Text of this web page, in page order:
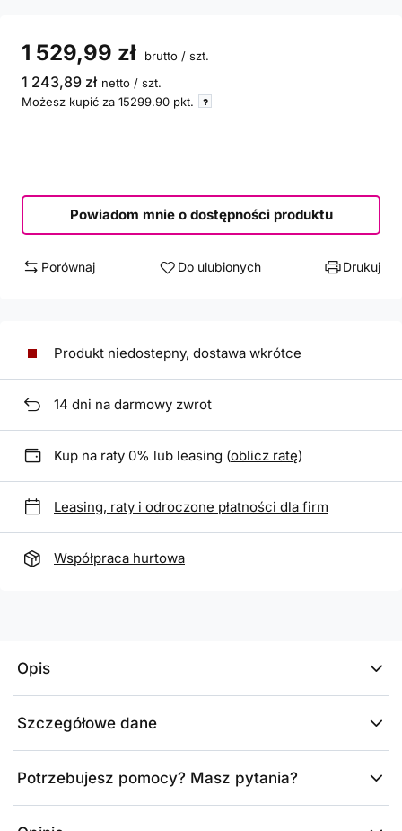
1 529,99 zł brutto / szt.
1 243,89 zł netto / szt.
Możesz kupić za 15299.90 pkt.
Powiadom mnie o dostępności produktu
Porównaj Do ulubionych Drukuj
Produkt niedostepny, dostawa wkrótce
14 dni na darmowy zwrot
Kup na raty 0% lub leasing (oblicz ratę)
Leasing, raty i odroczone płatności dla firm
Współpraca hurtowa
Opis
Szczegółowe dane
Potrzebujesz pomocy? Masz pytania?